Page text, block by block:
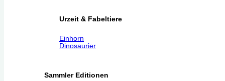
Urzeit & Fabeltiere
Einhorn
Dinosaurier
Sammler Editionen